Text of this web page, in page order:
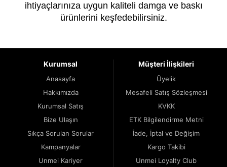
ihtiyaçlarınıza uygun kaliteli damga ve baskı
ürünlerini keşfedebilirsiniz.
Kurumsal
Anasayfa
Hakkımızda
Kurumsal Satış
Bize Ulaşın
Sıkça Sorulan Sorular
Kampanyalar
Unmei Kariyer
Müşteri İlişkileri
Üyelik
Mesafeli Satış Sözleşmesi
KVKK
ETK Bilgilendirme Metni
İade, İptal ve Değişim
Kargo Takibi
Unmei Loyalty Club